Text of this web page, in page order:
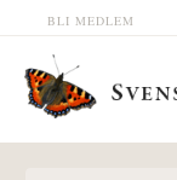
Hoppa till huvudinnehåll
BLI MEDLEM